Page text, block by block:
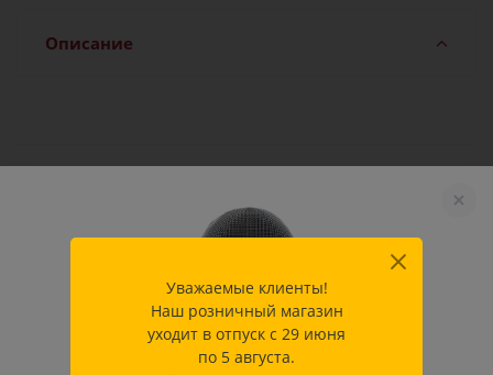
Описание
Allstar Fecht-Center GmbH &
Co.KG
Уважаемые клиенты!
Наш розничный магазин
уходит в отпуск с 29 июня
по 5 августа.